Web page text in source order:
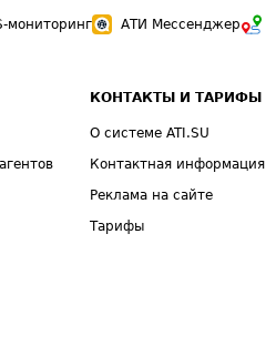
мониторинг АТИ Мессенджер
КОНТАКТЫ И ТАРИФЫ
О системе ATI.SU
Контактная информация
Реклама на сайте
Тарифы